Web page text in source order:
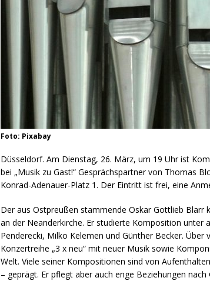
Foto: Pixabay
Düsseldorf. Am Dienstag, 26. März, um 19 Uhr ist
bei „Musik zu Gast!“ Gesprächspartner von Thomas
Konrad-Adenauer-Platz 1. Der Eintritt ist frei, eine
Der aus Ostpreußen stammende Oskar Gottlieb Blarr
an der Neanderkirche. Er studierte Komposition
Penderecki, Milko Kelemen und Günther Becker.
Konzertreihe „3 x neu“ mit neuer Musik sowie
Welt. Viele seiner Kompositionen sind von
– geprägt. Er pflegt aber auch enge Beziehungen